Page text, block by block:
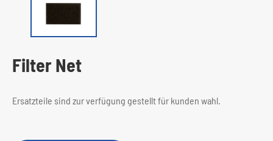
Filter Net
Ersatzteile sind zur verfügung gestellt für kunden wahl.